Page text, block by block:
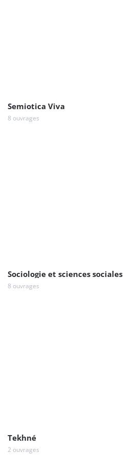
Semiotica Viva
8 ouvrages
Sociologie et sciences sociales
8 ouvrages
Tekhné
2 ouvrages